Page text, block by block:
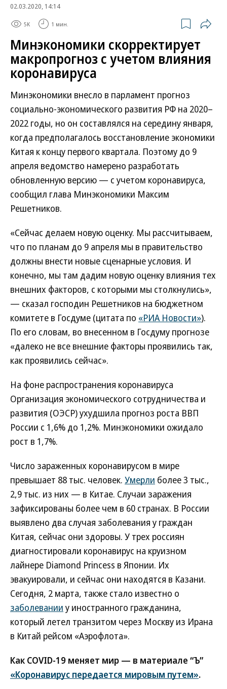
02.03.2020, 14:14
5K 1 мин.
Минэкономики скорректирует
макропрогноз с учетом влияния
коронавируса
Минэкономики внесло в парламент прогноз
социально-экономического развития РФ на 2020–
2022 годы, но он составлялся на середину января,
когда предполагалось восстановление экономики
Китая к концу первого квартала. Поэтому до 9
апреля ведомство намерено разработать
обновленную версию — с учетом коронавируса,
сообщил глава Минэкономики Максим
Решетников.
«Сейчас делаем новую оценку. Мы рассчитываем,
что по планам до 9 апреля мы в правительство
должны внести новые сценарные условия. И
конечно, мы там дадим новую оценку влияния тех
внешних факторов, с которыми мы столкнулись»,
— сказал господин Решетников на бюджетном
комитете в Госдуме (цитата по «РИА Новости»).
По его словам, во внесенном в Госдуму прогнозе
«далеко не все внешние факторы проявились так,
как проявились сейчас».
На фоне распространения коронавируса
Организация экономического сотрудничества и
развития (ОЭСР) ухудшила прогноз роста ВВП
России с 1,6% до 1,2%. Минэкономики ожидало
рост в 1,7%.
Число зараженных коронавирусом в мире
превышает 88 тыс. человек. Умерли более 3 тыс.,
2,9 тыс. из них — в Китае. Случаи заражения
зафиксированы более чем в 60 странах. В России
выявлено два случая заболевания у граждан
Китая, сейчас они здоровы. У трех россиян
диагностировали коронавирус на круизном
лайнере Diamond Princess в Японии. Их
эвакуировали, и сейчас они находятся в Казани.
Сегодня, 2 марта, также стало известно о
заболевании у иностранного гражданина,
который летел транзитом через Москву из Ирана
в Китай рейсом «Аэрофлота».
Как COVID-19 меняет мир — в материале “Ъ”
«Коронавирус передается мировым путем».